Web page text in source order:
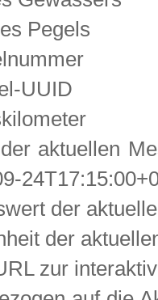
Pegels
UUID
aktuellen
der
der
zur